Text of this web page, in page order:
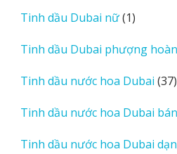
Tinh dầu Dubai nữ 11
phẩm
Tinh dầu Dubai phượng
Tinh dầu nước hoa Dubai 3737
Tinh dầu nước hoa Dubai
Tinh dầu nước hoa Dubai